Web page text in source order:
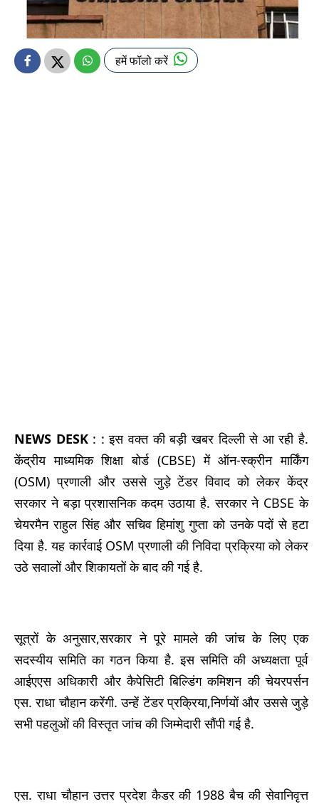
हमें फॉलो करें
NEWS DESK: : इस वक्त की बड़ी खबर दिल्ली से आ रही है.
केंद्रीय माध्यमिक शिक्षा बोर्ड (CBSE) में ऑन-स्क्रीन मार्किंग
(OSM) प्रणाली और उससे जुड़े टेंडर विवाद को लेकर केंद्र
सरकार ने बड़ा प्रशासनिक कदम उठाया है. सरकार ने CBSE के
चेयरमैन राहुल सिंह और सचिव हिमांशु गुप्ता को उनके पदों से हटा
दिया है. यह कार्रवाई OSM प्रणाली की निविदा प्रक्रिया को लेकर
उठे सवालों और शिकायतों के बाद की गई है.
सूत्रों के अनुसार,सरकार ने पूरे मामले की जांच के लिए एक
सदस्यीय समिति का गठन किया है. इस समिति की अध्यक्षता पूर्व
आईएएस अधिकारी और कैपेसिटी बिल्डिंग कमिशन की चेयरपर्सन
एस. राधा चौहान करेंगी. उन्हें टेंडर प्रक्रिया,निर्णयों और उससे जुड़े
सभी पहलुओं की विस्तृत जांच की जिम्मेदारी सौंपी गई है.
एस. राधा चौहान उत्तर प्रदेश कैडर की 1988 बैच की सेवानिवृत्त